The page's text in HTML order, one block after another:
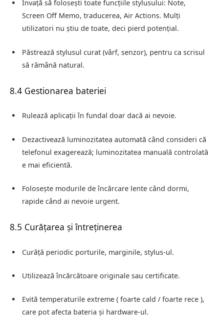
Învață să folosești toate funcțiile stylusului: Note,
Screen Off Memo, traducerea, Air Actions. Mulți
utilizatori nu știu de toate, deci pierd potențial.
Păstrează stylusul curat (vârf, senzor), pentru ca scrisul
să rămână natural.
8.4 Gestionarea bateriei
Rulează aplicații în fundal doar dacă ai nevoie.
Dezactivează luminozitatea automată când consideri că
telefonul exagerează; luminozitatea manuală controlată
e mai eficientă.
Folosește modurile de încărcare lente când dormi,
rapide când ai nevoie urgent.
8.5 Curățarea și întreținerea
Curăță periodic porturile, marginile, stylus‑ul.
Utilizează încărcătoare originale sau certificate.
Evită temperaturile extreme ( foarte cald / foarte rece ),
care pot afecta bateria și hardware‑ul.